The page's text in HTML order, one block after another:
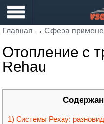
Главная → Сфера
Отопление с
Rehau
Системы Рехау: